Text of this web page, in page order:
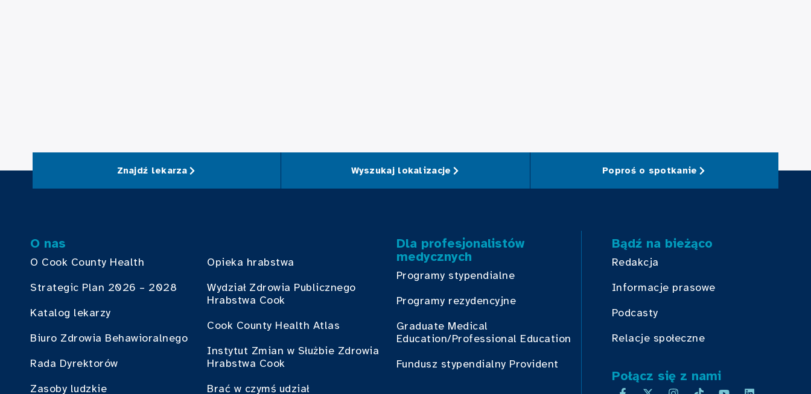
Znajdź lekarza Wyszukaj lokalizacje Poproś o spotkanie
O nas
O Cook County Health
Strategic Plan 2026 – 2028
Katalog lekarzy
Biuro Zdrowia Behawioralnego
Rada Dyrektorów
Zasoby ludzkie
Opieka hrabstwa
Wydział Zdrowia Publicznego
Hrabstwa Cook
Cook County Health Atlas
Instytut Zmian w Służbie Zdrowia
Hrabstwa Cook
Brać w czymś udział
Dla profesjonalistów
medycznych
Programy stypendialne
Programy rezydencyjne
Graduate Medical
Education/Professional Education
Fundusz stypendialny Provident
Bądź na bieżąco
Redakcja
Informacje prasowe
Podcasty
Relacje społeczne
Połącz się z nami